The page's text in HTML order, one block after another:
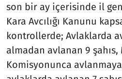
son bir ay içerisinde il
Kara Avcılığı Kanunu
kontrollerde; Avlaklarda
almadan avlanan 9 şahıs,
Komisyonunca
Seçim 2023
Spor
Teknoloji ve Bilim